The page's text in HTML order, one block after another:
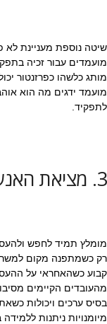
שיטה נוספת מעניינת לא
מועמדים עבור זכיה
מותג כלשהו כפרזנטור
מועמד ידגים מה הוא
לתפקיד.
3. מציאת האנשים הטובים ביותר תחילה
מומלץ תמיד לחפש
רק כשמתפנה מקום
קבוע כשהאחראי על
מהעובדים הקיימים
בסיס ערכים ויכולות
מיומנויות ניתנות